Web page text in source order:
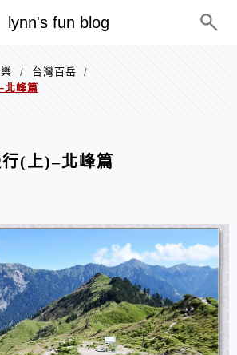
lynn's fun blog
/ 台灣百岳
/
北峰篇
(上)–北峰篇